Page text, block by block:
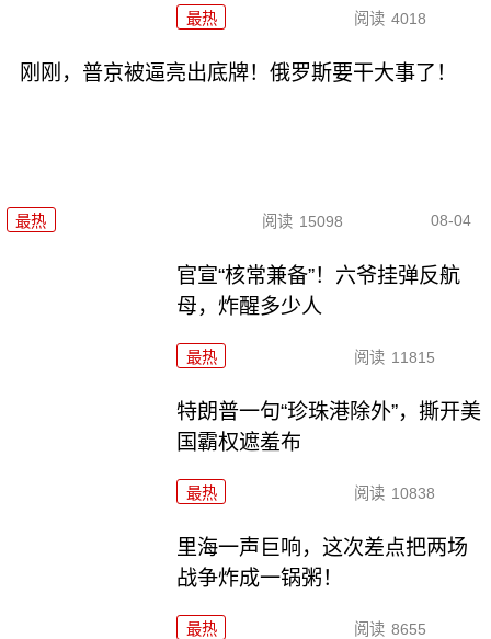
最热 阅读 4018
刚刚，普京被逼亮出底牌！俄罗斯要干大事了！
最热 阅读 15098 08-04
官宣“核常兼备”！六爷挂弹反航
母，炸醒多少人
最热 阅读 11815
特朗普一句“珍珠港除外”，撕开美
国霸权遮羞布
最热 阅读 10838
里海一声巨响，这次差点把两场
战争炸成一锅粥！
最热 阅读 8655